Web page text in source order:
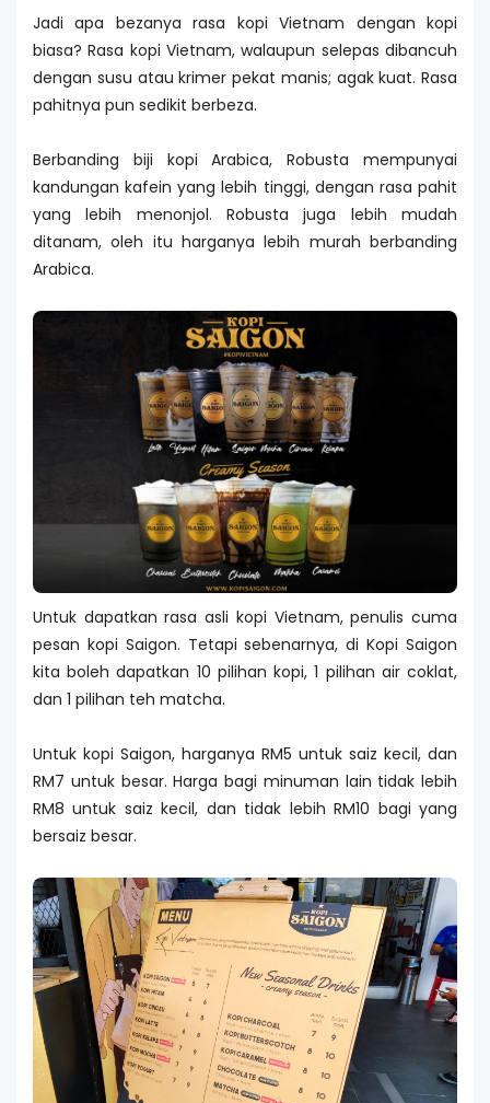
Jadi apa bezanya rasa kopi Vietnam dengan kopi
biasa? Rasa kopi Vietnam, walaupun selepas dibancuh
dengan susu atau krimer pekat manis; agak kuat. Rasa
pahitnya pun sedikit berbeza.
Berbanding biji kopi Arabica, Robusta mempunyai
kandungan kafein yang lebih tinggi, dengan rasa pahit
yang lebih menonjol. Robusta juga lebih mudah
ditanam, oleh itu harganya lebih murah berbanding
Arabica.
Untuk dapatkan rasa asli kopi Vietnam, penulis cuma
pesan kopi Saigon. Tetapi sebenarnya, di Kopi Saigon
kita boleh dapatkan 10 pilihan kopi, 1 pilihan air coklat,
dan 1 pilihan teh matcha.
Untuk kopi Saigon, harganya RM5 untuk saiz kecil, dan
RM7 untuk besar. Harga bagi minuman lain tidak lebih
RM8 untuk saiz kecil, dan tidak lebih RM10 bagi yang
bersaiz besar.